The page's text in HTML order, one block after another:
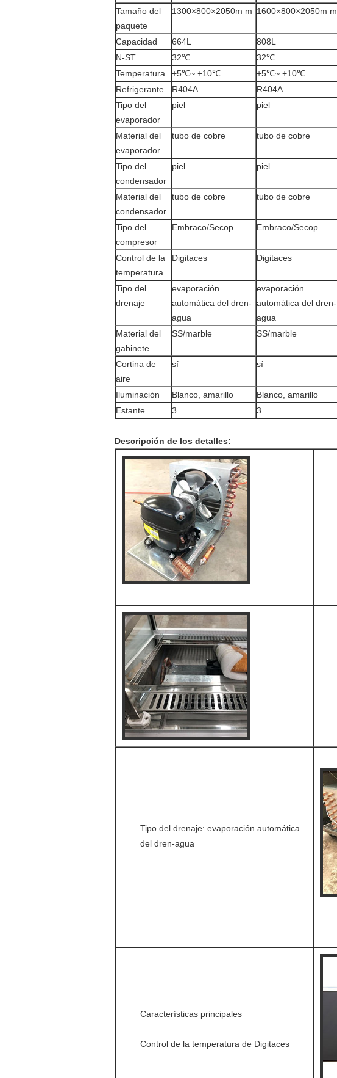
Tamaño del
paquete
1300×800×2050m m 1600×800×2050m m
Capacidad 664L 808L
N-ST
32℃ 32℃
Temperatura
+5℃~ +10℃ +5℃~ +10℃
Refrigerante
R404A R404A
Tipo del
evaporador
piel piel
Material del
evaporador
tubo de cobre tubo de cobre
Tipo del
condensador
piel piel
Material del
condensador
tubo de cobre tubo de cobre
Tipo del
compresor
Embraco/Secop Embraco/Secop
Control de la
temperatura
Digitaces Digitaces
Tipo del
drenaje
evaporación
automática del dren-
agua
evaporación
automática del dren-
agua
Material del
gabinete
SS/marble SS/marble
Cortina de
aire
sí sí
Iluminación Blanco, amarillo Blanco, amarillo
Estante
3 3
Descripción de los detalles:
Tipo del drenaje: evaporación automática
del dren-agua
Características principales
Control de la temperatura de Digitaces